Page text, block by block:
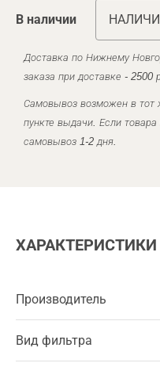
В наличии
Доставка по Нижнему
заказа при доставке - 2500
Самовывоз возможен в тот
пункте выдачи. Если
самовывоз 1-2 дня.
ХАРАКТЕРИСТИКИ
Производитель
Вид фильтра